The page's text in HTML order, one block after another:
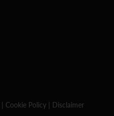
| Cookie Policy | Disclaimer